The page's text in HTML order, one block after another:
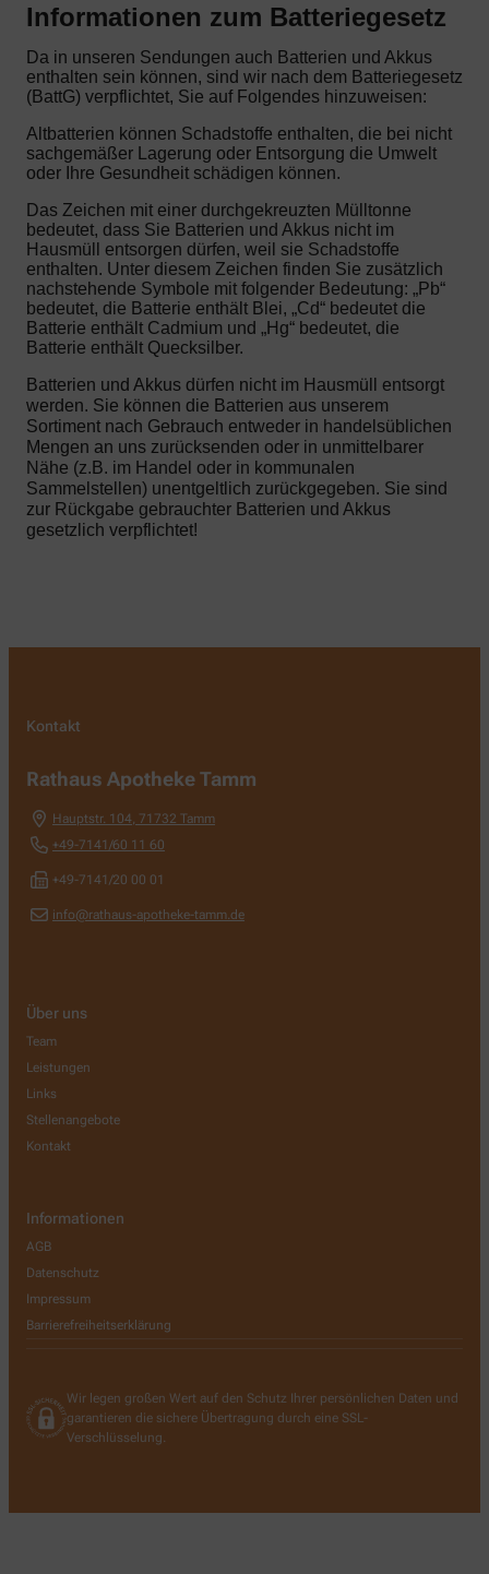
Informationen zum Batteriegesetz
Da in unseren Sendungen auch Batterien und Akkus
enthalten sein können, sind wir nach dem Batteriegesetz
(BattG) verpflichtet, Sie auf Folgendes hinzuweisen:
Altbatterien können Schadstoffe enthalten, die bei nicht
sachgemäßer Lagerung oder Entsorgung die Umwelt
oder Ihre Gesundheit schädigen können.
Das Zeichen mit einer durchgekreuzten Mülltonne
bedeutet, dass Sie Batterien und Akkus nicht im
Hausmüll entsorgen dürfen, weil sie Schadstoffe
enthalten. Unter diesem Zeichen finden Sie zusätzlich
nachstehende Symbole mit folgender Bedeutung: „Pb“
bedeutet, die Batterie enthält Blei, „Cd“ bedeutet die
Batterie enthält Cadmium und „Hg“ bedeutet, die
Batterie enthält Quecksilber.
Batterien und Akkus dürfen nicht im Hausmüll entsorgt
werden. Sie können die Batterien aus unserem
Sortiment nach Gebrauch entweder in handelsüblichen
Mengen an uns zurücksenden oder in unmittelbarer
Nähe (z.B. im Handel oder in kommunalen
Sammelstellen) unentgeltlich zurückgegeben. Sie sind
zur Rückgabe gebrauchter Batterien und Akkus
gesetzlich verpflichtet!
Kontakt
Rathaus Apotheke Tamm
Hauptstr. 104, 71732 Tamm
+49-7141/60 11 60
+49-7141/20 00 01
info@rathaus-apotheke-tamm.de
Über uns
Team
Leistungen
Links
Stellenangebote
Kontakt
Informationen
AGB
Datenschutz
Impressum
Barrierefreiheitserklärung
Wir legen großen Wert auf den Schutz Ihrer persönlichen Daten und
garantieren die sichere Übertragung durch eine SSL-
Verschlüsselung.